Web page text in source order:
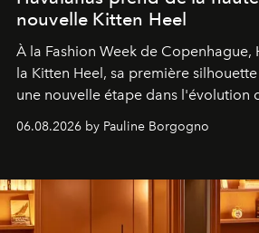
nouvelle Kitten Heel
À la Fashion Week de Copenhague,
la Kitten Heel, sa première
une nouvelle étape dans l'évolution
06.08.2026 by Pauline Borgogno